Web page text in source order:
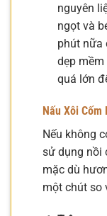
nguyên
ngọt và
phút nữa
dẹp
quá lớn
Nấu Xôi
Nếu không
sử dụng nồi
mặc dù
một chút so